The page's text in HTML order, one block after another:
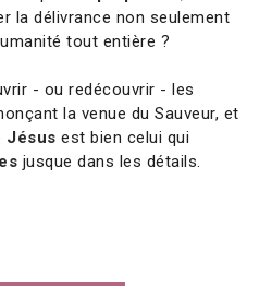
la délivrance non seulement
tout entière ?
- ou redécouvrir - les
la venue du Sauveur, et
Jésus est bien celui qui
jusque dans les détails.